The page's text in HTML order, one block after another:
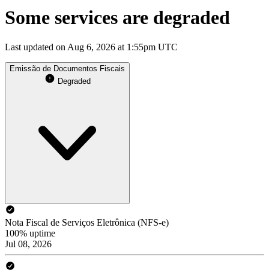
Some services are degraded
Last updated on Aug 6, 2026 at 1:55pm UTC
Emissão de Documentos Fiscais
Degraded
Nota Fiscal de Serviços Eletrônica (NFS-e)
100% uptime
Jul 08, 2026